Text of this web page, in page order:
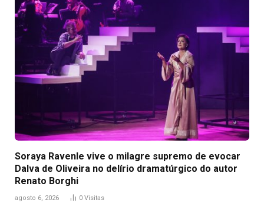
Soraya Ravenle vive o milagre supremo de evocar
Dalva de Oliveira no delírio dramatúrgico do autor
Renato Borghi
agosto 6, 2026 0 Visitas